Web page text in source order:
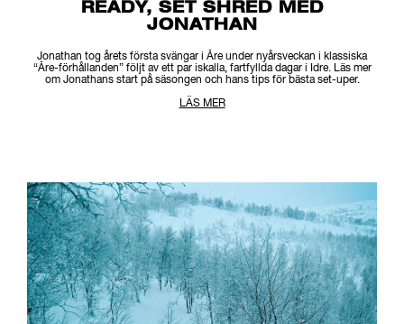
READY, SET SHRED MED
JONATHAN
Jonathan tog årets första svängar i Åre under nyårsveckan i klassiska
“Åre-förhållanden” följt av ett par iskalla, fartfyllda dagar i Idre. Läs mer
om Jonathans start på säsongen och hans tips för bästa set-uper.
LÄS MER